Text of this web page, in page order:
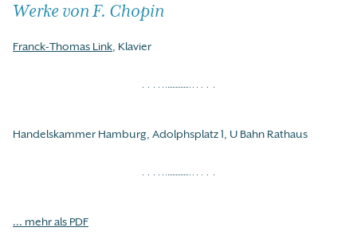
Werke von F. Chopin
Franck-Thomas Link, Klavier
Handelskammer Hamburg, Adolphsplatz 1, U Bahn Rathaus
... mehr als PDF